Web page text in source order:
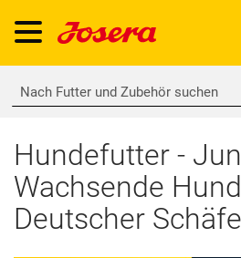
Hundefutter -
Wachsende
Deutscher